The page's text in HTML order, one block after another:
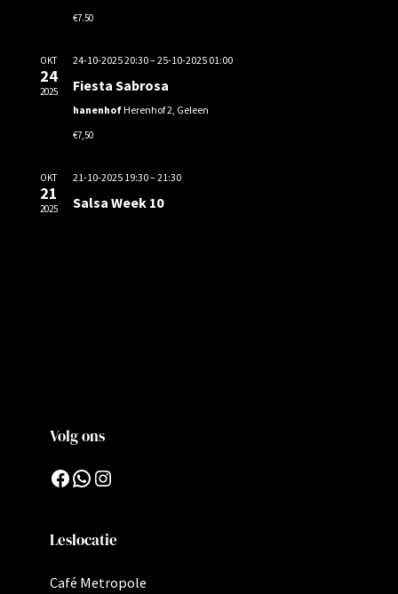
€7.50
OKT
24
2025
24-10-2025 20:30–25-10-2025 01:00
Fiesta Sabrosa
hanenhofHerenhof 2, Geleen
€7,50
OKT
21
2025
21-10-2025 19:30–21:30
Salsa Week 10
Volg ons
Facebook WhatsApp Instagram
Leslocatie
Café Metropole